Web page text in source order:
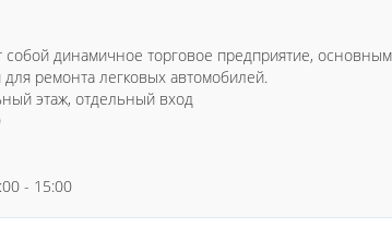
динамичное торговое предприятие,
ремонта легковых автомобилей.
этаж, отдельный вход
- 15:00